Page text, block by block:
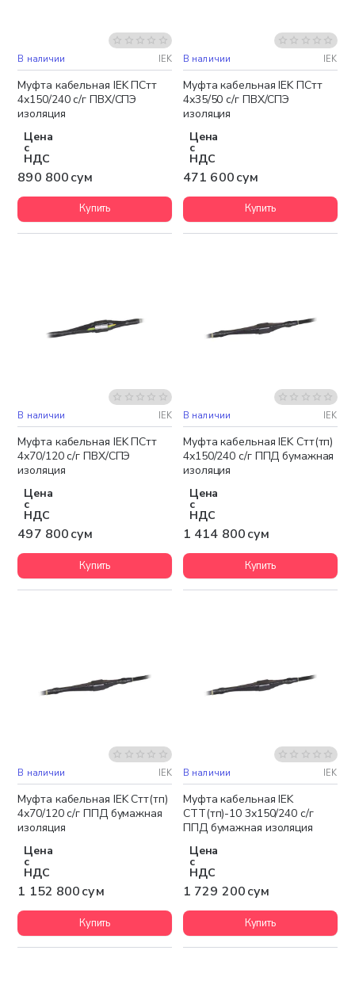
В наличии IEK
Муфта кабельная IEK ПСтт
4х150/240 с/г ПВХ/СПЭ
изоляция
Цена
с
НДС
890 800 сум
Купить
В наличии IEK
Муфта кабельная IEK ПСтт
4х35/50 с/г ПВХ/СПЭ
изоляция
Цена
с
НДС
471 600 сум
Купить
В наличии IEK
Муфта кабельная IEK ПСтт
4х70/120 с/г ПВХ/СПЭ
изоляция
Цена
с
НДС
497 800 сум
Купить
Бесплатная доставка
В наличии IEK
Муфта кабельная IEK Стт(тп)
4х150/240 с/г ППД бумажная
изоляция
Цена
с
НДС
1 414 800 сум
Купить
Бесплатная доставка
В наличии IEK
Муфта кабельная IEK Стт(тп)
4х70/120 с/г ППД бумажная
изоляция
Цена
с
НДС
1 152 800 сум
Купить
Бесплатная доставка
В наличии IEK
Муфта кабельная IEK
СТТ(тп)-10 3х150/240 с/г
ППД бумажная изоляция
Цена
с
НДС
1 729 200 сум
Купить